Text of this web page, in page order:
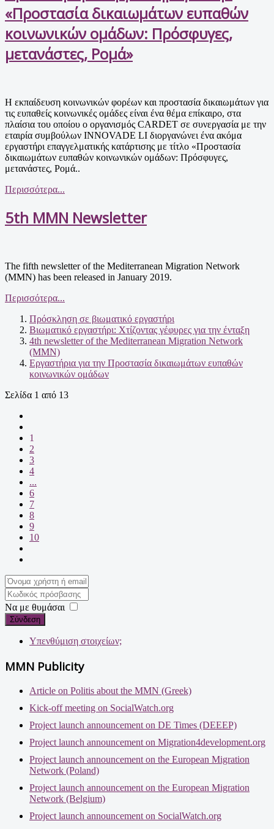
«Προστασία δικαιωμάτων ευπαθών
κοινωνικών ομάδων: Πρόσφυγες,
μετανάστες, Ρομά»
Η εκπαίδευση κοινωνικών φορέων και προστασία δικαιωμάτων για
τις ευπαθείς κοινωνικές ομάδες είναι ένα θέμα επίκαιρο, στα
πλαίσια του οποίου ο οργανισμός CARDET σε συνεργασία με την
εταιρία συμβούλων INNOVADE LI διοργανώνει ένα ακόμα
εργαστήρι επαγγελματικής κατάρτισης με τίτλο «Προστασία
δικαιωμάτων ευπαθών κοινωνικών ομάδων: Πρόσφυγες,
μετανάστες, Ρομά..
Περισσότερα...
5th MMN Newsletter
The fifth newsletter of the Mediterranean Migration Network
(MMN) has been released in January 2019.
Περισσότερα...
Πρόσκληση σε βιωματικό εργαστήρι
Βιωματικό εργαστήρι: Χτίζοντας γέφυρες για την ένταξη
4th newsletter of the Mediterranean Migration Network
(MMN)
Εργαστήρια για την Προστασία δικαιωμάτων ευπαθών
κοινωνικών ομάδων
Σελίδα 1 από 13
1
2
3
4
...
6
7
8
9
10
Να με θυμάσαι
Σύνδεση
Υπενθύμιση στοιχείων;
MMN Publicity
Article on Politis about the MMN (Greek)
Kick-off meeting on SocialWatch.org
Project launch announcement on DE Times (DEEEP)
Project launch announcement on Migration4development.org
Project launch announcement on the European Migration
Network (Poland)
Project launch announcement on the European Migration
Network (Belgium)
Project launch announcement on SocialWatch.org